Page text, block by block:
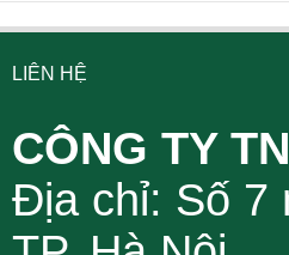
LIÊN HỆ
CÔNG TY
Địa chỉ: Số 7